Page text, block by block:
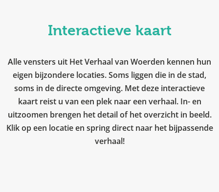
Interactieve kaart
Alle vensters uit Het Verhaal van Woerden kennen hun
eigen bijzondere locaties. Soms liggen die in de stad,
soms in de directe omgeving. Met deze interactieve
kaart reist u van een plek naar een verhaal. In- en
uitzoomen brengen het detail of het overzicht in beeld.
Klik op een locatie en spring direct naar het bijpassende
verhaal!